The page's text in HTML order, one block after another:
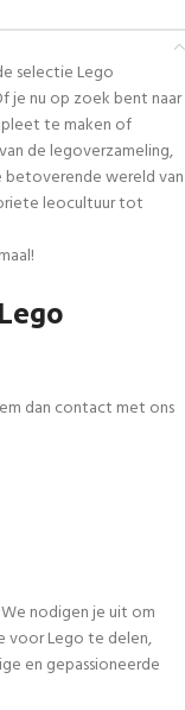
selectie Lego
je nu op zoek bent naar
te maken of
de legoverzameling,
betoverende wereld van
leocultuur tot
dan contact met ons
nodigen je uit om
voor Lego te delen,
en gepassioneerde